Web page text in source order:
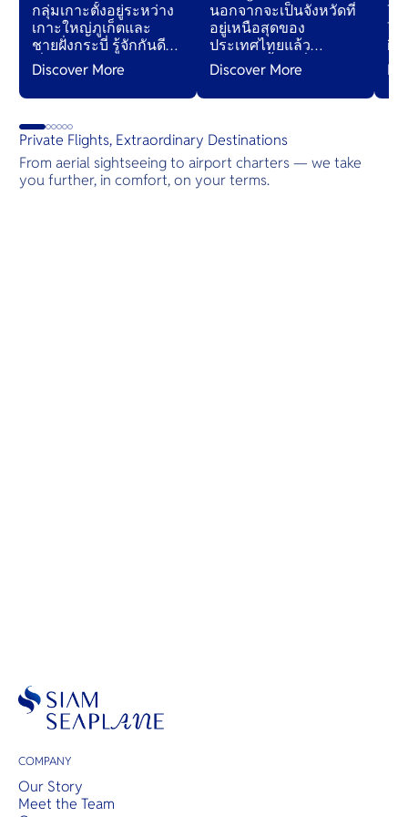
กลุ่มเกาะตั้งอยู่ระหว่าง
เกาะใหญ่ภูเก็ตและ
ชายฝั่งกระบี่ รู้จักกันดีใน
เรื่องหน้าผาหินปูนขนาด
ใหญ่ที่ยื่นออกจากทะเล
Discover More
นอกจากจะเป็นจังหวัดที่
อยู่เหนือสุดของ
ประเทศไทยแล้ว
เชียงรายตั้งอยู่ที่จุดตัด
ระหว่างไทย เมียนมา
และลาว ที่คุณสามารถ
สองฝั่งที่สามเหลี่ยม
ทองคำ
Discover More
its
Private Flights, Extraordinary Destinations
From aerial sightseeing to airport charters — we take
you further, in comfort, on your terms.
COMPANY
Our Story
Meet the Team